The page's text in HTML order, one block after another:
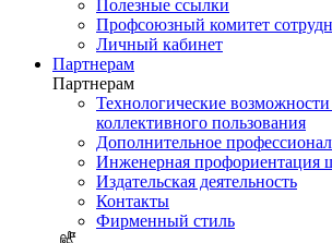
Полезные ссылки
Профсоюзный комитет
Личный кабинет
Партнерам
Партнерам
Технологические
коллективного пользования
Дополнительное
Инженерная профориентация
Издательская деятельность
Контакты
Фирменный стиль